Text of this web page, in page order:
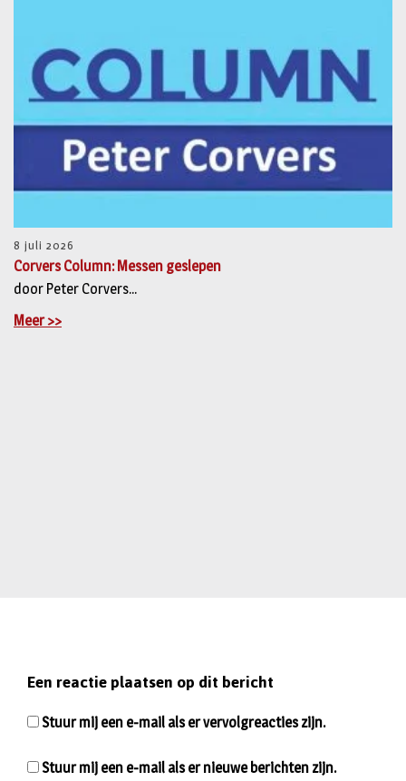
8 juli 2026
Corvers Column: Messen geslepen
door Peter Corvers...
Meer >>
Een reactie plaatsen op dit bericht
Stuur mij een e-mail als er vervolgreacties zijn.
Stuur mij een e-mail als er nieuwe berichten zijn.